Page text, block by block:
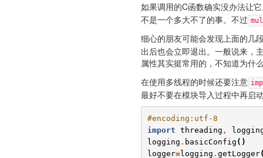
如果调用的C函数确实没办法让
不是一个多大不了的事。不过
细心的朋友可能会发现上面的几
出后也会立即退出。一般说来，
属性其实挺常用的，不知道为什
在使用多线程的时候还要注意
最好不要在模块导入过程中再启
#encoding:utf-8
import threading ,
logging . basicConfig ()
logger=logging . getLogger